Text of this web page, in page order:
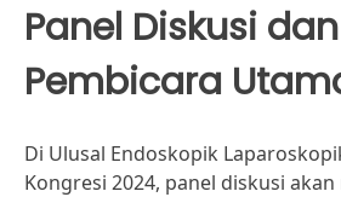
Panel Diskusi dan
Pembicara
Di Ulusal Endoskopik
Kongresi 2024, panel diskusi